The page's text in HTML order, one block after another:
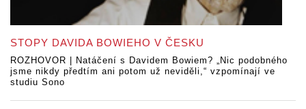
STOPY DAVIDA BOWIEHO V ČESKU
ROZHOVOR | Natáčení s Davidem Bowiem? „Nic podobného
jsme nikdy předtím ani potom už neviděli,“ vzpomínají ve
studiu Sono